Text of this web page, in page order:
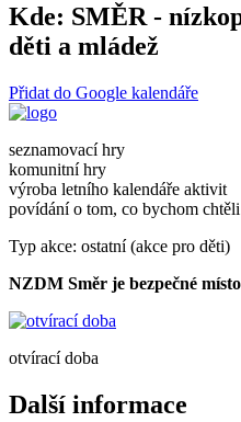
Kde: SMĚR -
děti a mládež
Přidat do Google kalendáře
seznamovací hry
komunitní hry
výroba letního kalendáře aktivit
povídání o tom, co bychom
Typ akce: ostatní (akce pro děti)
NZDM Směr je bezpečné
otvírací doba
Další informace